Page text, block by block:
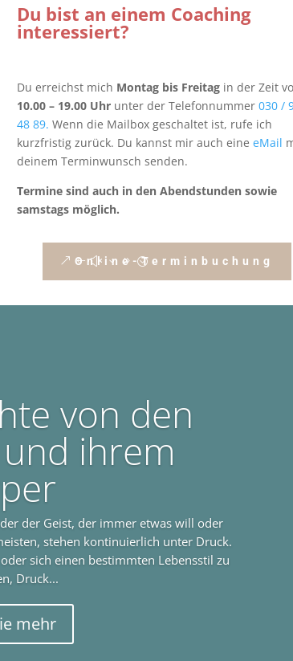
Du bist an einem Coaching
interessiert?
Du erreichst mich Montag bis Freitagin der Zeit
10.00 – 19.00 Uhrunter der Telefonnummer 030 /
48 89. Wenn die Mailbox geschaltet ist, rufe ich
kurzfristig zurück. Du kannst mir auch eine eMail
deinem Terminwunsch senden.
Termine sind auch in den Abendstunden sowie
samstags möglich.
Online-Terminbuchung
von den
ihrem
der Geist, der immer etwas will oder
stehen kontinuierlich unter Druck.
sich einen bestimmten Lebensstil zu
Druck...
mehr